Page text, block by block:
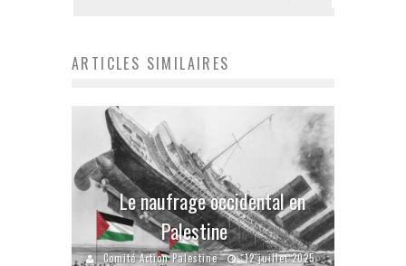
ARTICLES SIMILAIRES
Le naufrage occidental en
Palestine
Comité Action Palestine 12 juillet 2025